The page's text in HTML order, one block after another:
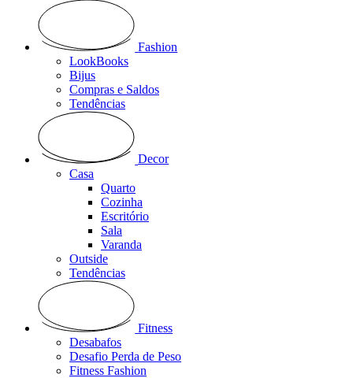
Fashion
LookBooks
Bijus
Compras e Saldos
Tendências
Decor
Casa
Quarto
Cozinha
Escritório
Sala
Varanda
Outside
Tendências
Fitness
Desabafos
Desafio Perda de Peso
Fitness Fashion